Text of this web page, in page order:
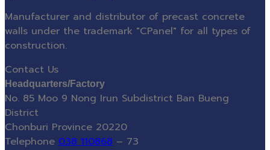
Manufacturer and distributor of precast concrete
walls under the trademark "CPanel" for all types of
construction.
Contact Us
Headquarters/Factory
No. 85 Moo 9 Nong Irun Subdistrict Ban Bueng
District
Chonburi Province 20220
Telephone 038 110868 – 73